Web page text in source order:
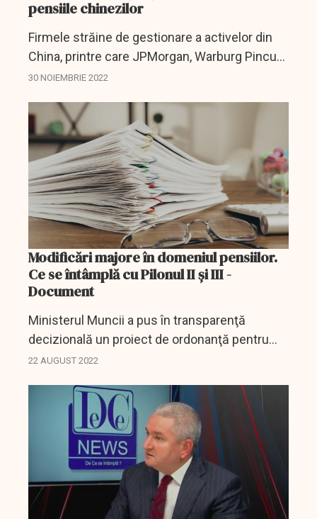
pensiile chinezilor
Firmele străine de gestionare a activelor din
China, printre care JPMorgan, Warburg Pincus
și UBS, se pregătesc să își extindă ofertele de
30 NOIEMBRIE 2022
Modificări majore în domeniul pensiilor.
Ce se întâmplă cu Pilonul II şi III -
Document
Ministerul Muncii a pus în transparenţă
decizională un proiect de ordonanţă pentru
modificarea și completarea unor acte
22 AUGUST 2022